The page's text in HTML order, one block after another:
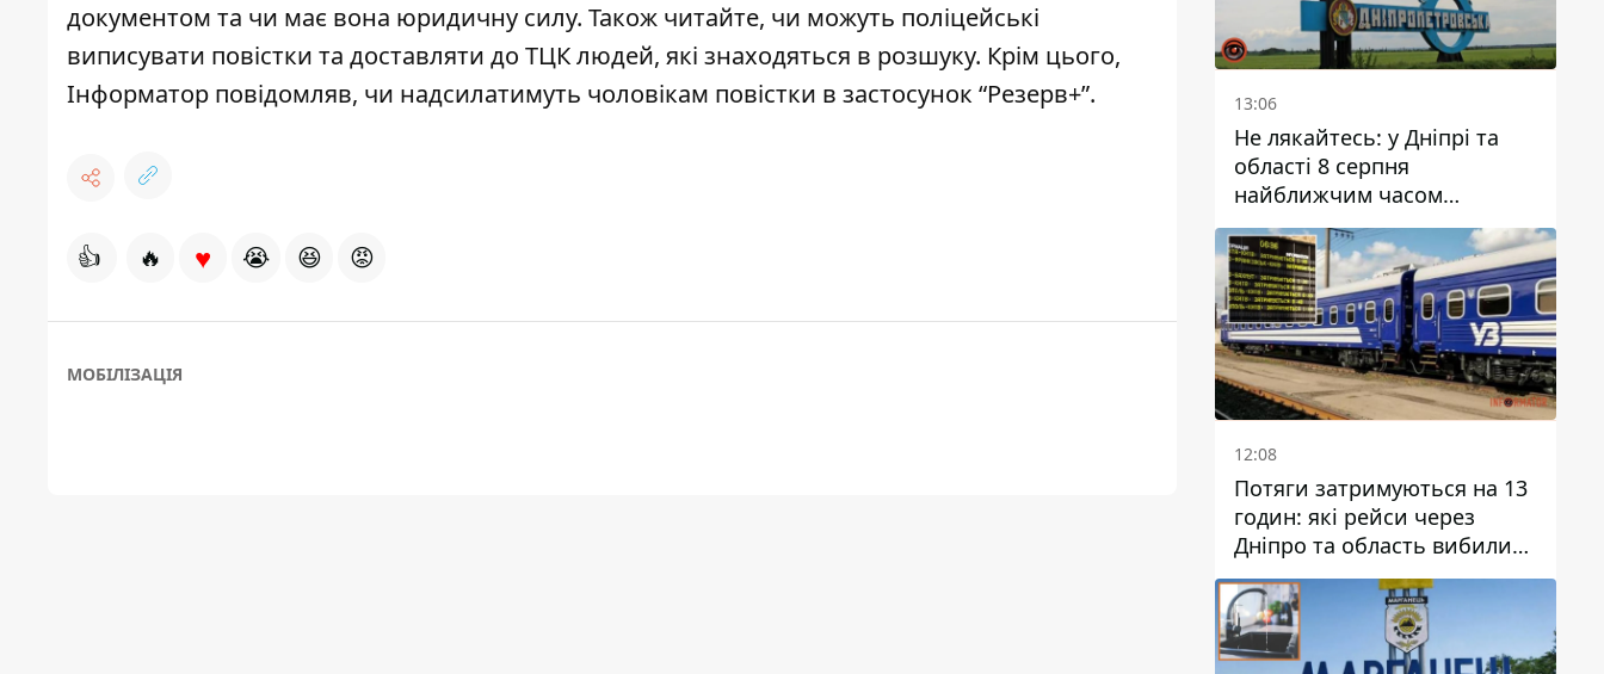
документом та чи має вона юридичну силу. Також читайте, чи можуть поліцейські
виписувати повістки та доставляти до ТЦК людей, які знаходяться в розшуку. Крім цього,
Інформатор повідомляв, чи надсилатимуть чоловікам повістки в застосунок “Резерв+”.
👍 🔥 ♥ 😭 😆 😡
МОБІЛІЗАЦІЯ
13:06
Не лякайтесь: у Дніпрі та
області 8 серпня
найближчим часом
очікується гроза
12:08
Потяги затримуються на 13
годин: які рейси через
Дніпро та область вибилися
з графіка